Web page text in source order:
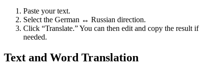
Paste your text.
Select the German ↔ Russian direction.
Click “Translate.” You can then edit and copy the result if
needed.
Text and Word Translation